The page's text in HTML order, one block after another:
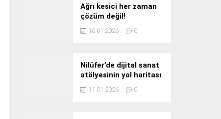
Ağrı kesici her zaman
çözüm değil!
10.01.2026 0
Nilüfer’de dijital sanat
atölyesinin yol haritası
konuşuldu
11.01.2026 0